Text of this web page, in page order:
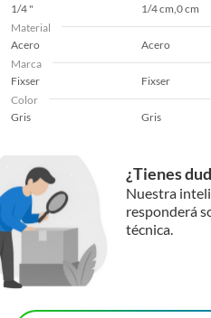
1/4 "
1/4 cm,0 cm
Material
Acero
Acero
Marca
Fixser
Fixser
Color
Gris
Gris
¿Tienes
Nuestra
responderá
técnica.